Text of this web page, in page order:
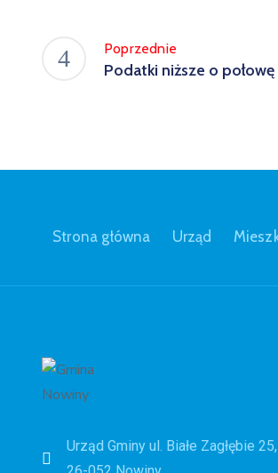
Poprzednie
Podatki niższe o połowę
Strona główna Urząd
Urząd Gminy ul. Białe Zagłębie 25,